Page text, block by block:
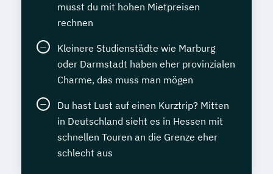
musst du mit hohen Mietpreisen
rechnen
Kleinere Studienstädte wie Marburg
oder Darmstadt haben eher provinzialen
Charme, das muss man mögen
Du hast Lust auf einen Kurztrip? Mitten
in Deutschland sieht es in Hessen mit
schnellen Touren an die Grenze eher
schlecht aus